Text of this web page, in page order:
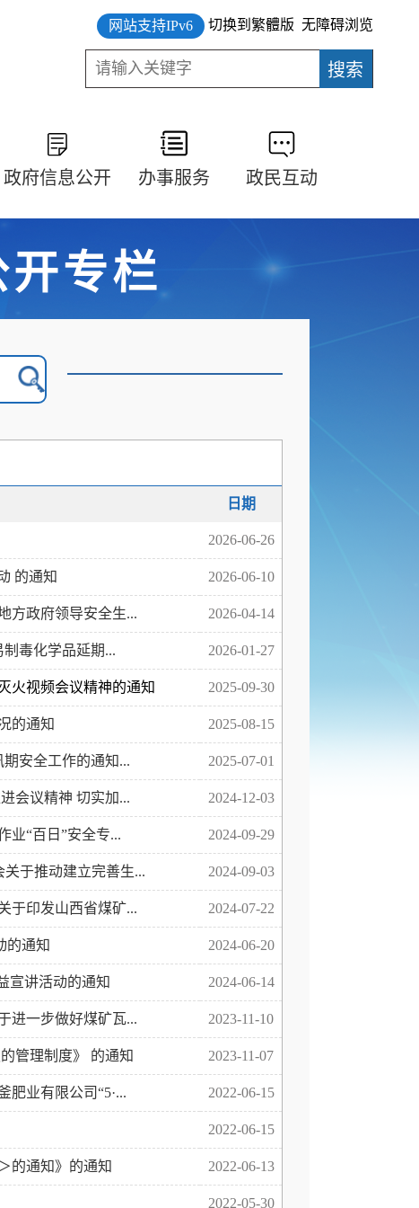
网站支持IPv6 切换到繁體版 无障碍浏览
政府信息公开 办事服务 政民互动
专栏
日期
2026-06-26
的通知 2026-06-10
方政府领导安全生... 2026-04-14
毒化学品延期... 2026-01-27
火视频会议精神的通知 2025-09-30
的通知 2025-08-15
安全工作的通知... 2025-07-01
会议精神 切实加... 2024-12-03
业“百日”安全专... 2024-09-29
于推动建立完善生... 2024-09-03
于印发山西省煤矿... 2024-07-22
的通知 2024-06-20
宣讲活动的通知 2024-06-14
进一步做好煤矿瓦... 2023-11-10
管理制度》 的通知 2023-11-07
肥业有限公司“5·... 2022-06-15
2022-06-15
的通知》的通知 2022-06-13
2022-05-30